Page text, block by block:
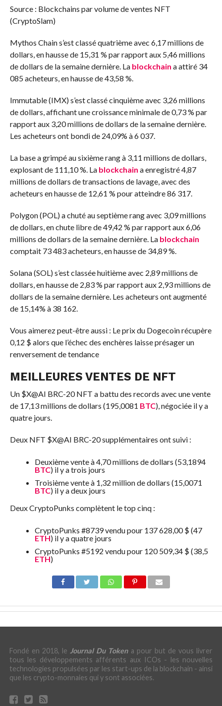
Source : Blockchains par volume de ventes NFT
(CryptoSlam)
Mythos Chain s’est classé quatrième avec 6,17 millions de
dollars, en hausse de 15,31 % par rapport aux 5,46 millions
de dollars de la semaine dernière. La blockchain a attiré 34
085 acheteurs, en hausse de 43,58 %.
Immutable (IMX) s’est classé cinquième avec 3,26 millions
de dollars, affichant une croissance minimale de 0,73 % par
rapport aux 3,20 millions de dollars de la semaine dernière.
Les acheteurs ont bondi de 24,09% à 6 037.
La base a grimpé au sixième rang à 3,11 millions de dollars,
explosant de 111,10 %. La blockchain a enregistré 4,87
millions de dollars de transactions de lavage, avec des
acheteurs en hausse de 12,61 % pour atteindre 86 317.
Polygon (POL) a chuté au septième rang avec 3,09 millions
de dollars, en chute libre de 49,42 % par rapport aux 6,06
millions de dollars de la semaine dernière. La blockchain
comptait 73 483 acheteurs, en hausse de 34,89 %.
Solana (SOL) s’est classée huitième avec 2,89 millions de
dollars, en hausse de 2,83 % par rapport aux 2,93 millions de
dollars de la semaine dernière. Les acheteurs ont augmenté
de 15,14% à 38 162.
Vous aimerez peut-être aussi : Le prix du Dogecoin récupère
0,12 $ alors que l’échec des enchères laisse présager un
renversement de tendance
MEILLEURES VENTES DE NFT
Un $X@AI BRC-20 NFT a battu des records avec une vente
de 17,13 millions de dollars (195,0081 BTC), négociée il y a
quatre jours.
Deux NFT $X@AI BRC-20 supplémentaires ont suivi :
Deuxième vente à 4,70 millions de dollars (53,1894
BTC) il y a trois jours
Troisième vente à 1,32 million de dollars (15,0071
BTC) il y a deux jours
Deux CryptoPunks complètent le top cinq :
CryptoPunks #8739 vendu pour 137 628,00 $ (47
ETH) il y a quatre jours
CryptoPunks #5192 vendu pour 120 509,34 $ (38,5
ETH)
Fondé en 2018, le Journal Du Tokena pour but de vous livrer
tous les développements afférents aux ICOs - les nouvelles
technologies propulsées par les start-ups de la blockchain - ainsi
que les crypto-monnaies qui y sont associées.